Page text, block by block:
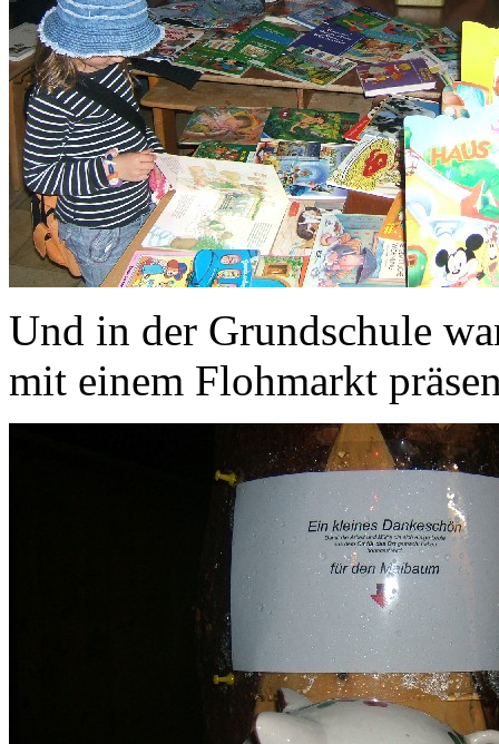
Und in der Grundschule
mit einem Flohmarkt